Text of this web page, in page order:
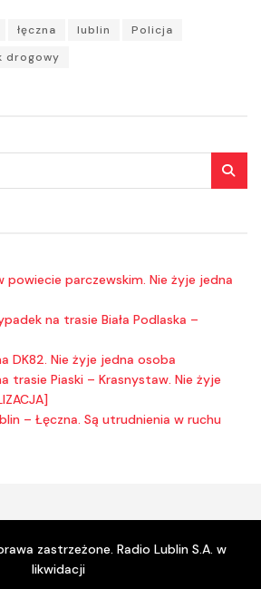
łęczna lublin
Policja
drogowy
powiecie parczewskim. Nie żyje jedna
na trasie Biała Podlaska –
DK82. Nie żyje jedna osoba
trasie Piaski – Krasnystaw. Nie żyje
– Łęczna. Są utrudnienia w ruchu
zastrzeżone. Radio Lublin S.A. w
likwidacji